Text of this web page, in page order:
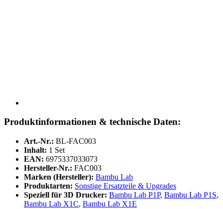
Produktinformationen & technische Daten:
Art.-Nr.: BL-FAC003
Inhalt: 1 Set
EAN: 6975337033073
Hersteller-Nr.: FAC003
Marken (Hersteller): Bambu Lab
Produktarten: Sonstige Ersatzteile & Upgrades
Speziell für 3D Drucker: Bambu Lab P1P, Bambu Lab P1S,
Bambu Lab X1C, Bambu Lab X1E